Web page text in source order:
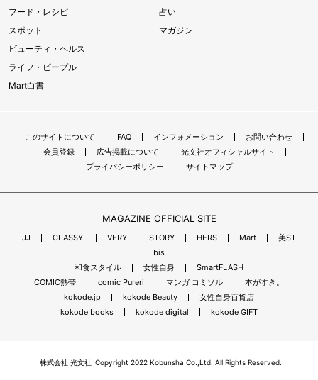
フード・レシピ
スポット
ビューティ・ヘルス
ライフ・ピープル
Mart白書
占い
マガジン
このサイトについて FAQ インフォメーション
お問い合わせ
会員登録
広告掲載について
光文社オフィシャルサイト
プライバシーポリシー
サイトマップ
MAGAZINE OFFICIAL SITE
JJ CLASSY. VERY STORY HERS Mart
美ST
bis
和食スタイル
女性自身
SmartFLASH
COMIC熱帯
comic Pureri マンガ コミソル
本がすき。
kokode.jp
kokode Beauty
女性自身百貨店
kokode books
kokode digital kokode GIFT
株式会社 光文社 Copyright 2022 Kobunsha Co.,Ltd. All Rights Reserved.